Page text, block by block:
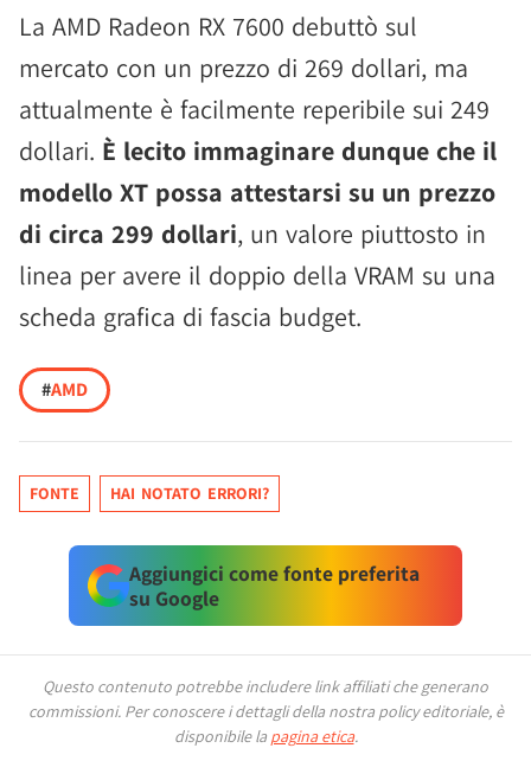
La AMD Radeon RX 7600 debuttò sul
mercato con un prezzo di 269 dollari, ma
attualmente è facilmente reperibile sui 249
dollari. È lecito immaginare dunque che il
modello XT possa attestarsi su un prezzo
di circa 299 dollari, un valore piuttosto in
linea per avere il doppio della VRAM su una
scheda grafica di fascia budget.
#AMD
FONTE HAI NOTATO ERRORI?
Aggiungici come fonte preferita
su Google
Questo contenuto potrebbe includere link affiliati che generano
commissioni. Per conoscere i dettagli della nostra policy editoriale, è
disponibile la pagina etica.